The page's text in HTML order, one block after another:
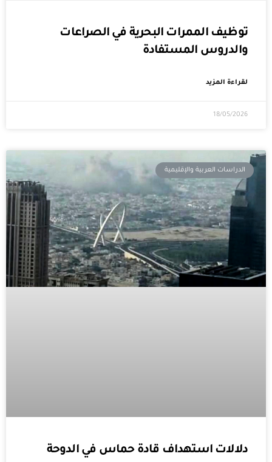
توظيف الممرات البحرية في الصراعات
والدروس المستفادة
لقراءة المزيد
18/05/2026
الدراسات العربية والإقليمية
دلالات استهداف قادة حماس في الدوحة